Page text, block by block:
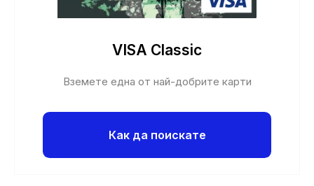
VISA Classic
Вземете една от най-добрите карти
Как да поискате